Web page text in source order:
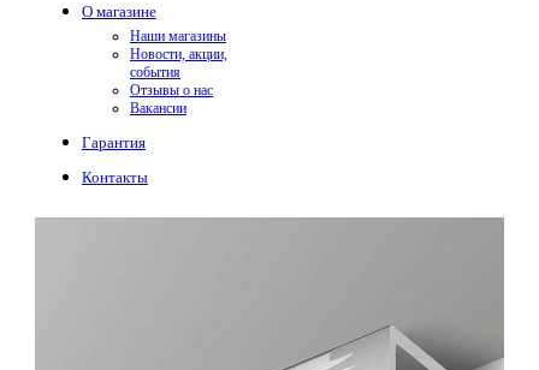
О магазине
Наши магазины
Новости, акции,
события
Отзывы о нас
Вакансии
Гарантия
Контакты